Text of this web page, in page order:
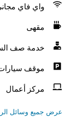
واي فاي
مقهى
خدمة صف
موقف
مركز أعمال
عرض جميع وسائل